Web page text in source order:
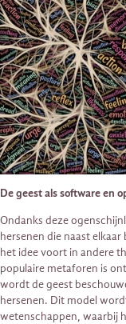
De geest als software en
Ondanks deze
hersenen die naast
het idee voort in andere
populaire metaforen is
wordt de geest
hersenen. Dit model
wetenschappen, waarbij